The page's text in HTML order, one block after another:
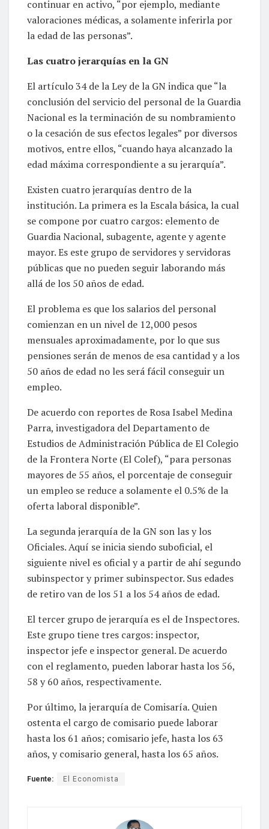
continuar en activo, “por ejemplo, mediante
valoraciones médicas, a solamente inferirla por
la edad de las personas”.
Las cuatro jerarquías en la GN
El artículo 34 de la Ley de la GN indica que “la
conclusión del servicio del personal de la Guardia
Nacional es la terminación de su nombramiento
o la cesación de sus efectos legales” por diversos
motivos, entre ellos, “cuando haya alcanzado la
edad máxima correspondiente a su jerarquía”.
Existen cuatro jerarquías dentro de la
institución. La primera es la Escala básica, la cual
se compone por cuatro cargos: elemento de
Guardia Nacional, subagente, agente y agente
mayor. Es este grupo de servidores y servidoras
públicas que no pueden seguir laborando más
allá de los 50 años de edad.
El problema es que los salarios del personal
comienzan en un nivel de 12,000 pesos
mensuales aproximadamente, por lo que sus
pensiones serán de menos de esa cantidad y a los
50 años de edad no les será fácil conseguir un
empleo.
De acuerdo con reportes de Rosa Isabel Medina
Parra, investigadora del Departamento de
Estudios de Administración Pública de El Colegio
de la Frontera Norte (El Colef), “para personas
mayores de 55 años, el porcentaje de conseguir
un empleo se reduce a solamente el 0.5% de la
oferta laboral disponible”.
La segunda jerarquía de la GN son las y los
Oficiales. Aquí se inicia siendo suboficial, el
siguiente nivel es oficial y a partir de ahí segundo
subinspector y primer subinspector. Sus edades
de retiro van de los 51 a los 54 años de edad.
El tercer grupo de jerarquía es el de Inspectores.
Este grupo tiene tres cargos: inspector,
inspector jefe e inspector general. De acuerdo
con el reglamento, pueden laborar hasta los 56,
58 y 60 años, respectivamente.
Por último, la jerarquía de Comisaría. Quien
ostenta el cargo de comisario puede laborar
hasta los 61 años; comisario jefe, hasta los 63
años, y comisario general, hasta los 65 años.
Fuente: El Economista